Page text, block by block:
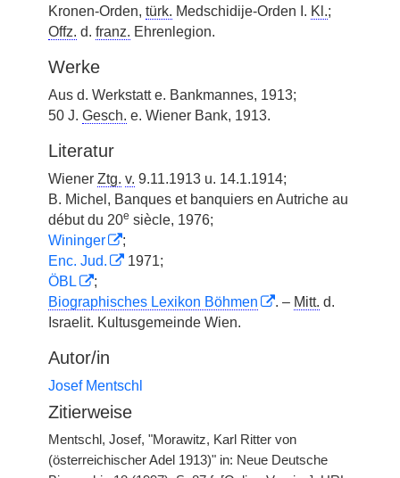
Kronen-Orden, türk. Medschidije-Orden I. Kl.;
Offz. d. franz. Ehrenlegion.
Werke
Aus d. Werkstatt e. Bankmannes, 1913;
50 J. Gesch. e. Wiener Bank, 1913.
Literatur
Wiener Ztg. v. 9.11.1913 u. 14.1.1914;
B. Michel, Banques et banquiers en Autriche au
début du 20e siècle, 1976;
Wininger
;
Enc. Jud.
1971;
ÖBL
;
Biographisches Lexikon Böhmen
. – Mitt. d.
Israelit. Kultusgemeinde Wien.
Autor/in
Josef Mentschl
Zitierweise
Mentschl, Josef, "Morawitz, Karl Ritter von
(österreichischer Adel 1913)" in: Neue Deutsche